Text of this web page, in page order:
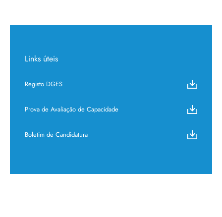
Links úteis
Registo DGES
Prova de Avaliação de Capacidade
Boletim de Candidatura